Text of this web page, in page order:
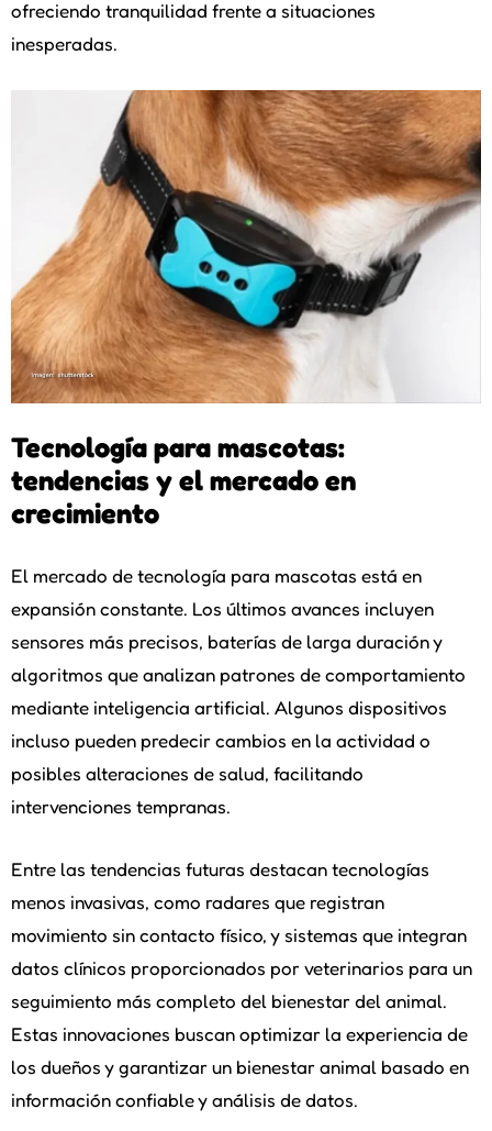
ofreciendo tranquilidad frente a situaciones
inesperadas.
Tecnología para mascotas:
tendencias y el mercado en
crecimiento
El mercado de tecnología para mascotas está en
expansión constante. Los últimos avances incluyen
sensores más precisos, baterías de larga duración y
algoritmos que analizan patrones de comportamiento
mediante inteligencia artificial. Algunos dispositivos
incluso pueden predecir cambios en la actividad o
posibles alteraciones de salud, facilitando
intervenciones tempranas.
Entre las tendencias futuras destacan tecnologías
menos invasivas, como radares que registran
movimiento sin contacto físico, y sistemas que integran
datos clínicos proporcionados por veterinarios para un
seguimiento más completo del bienestar del animal.
Estas innovaciones buscan optimizar la experiencia de
los dueños y garantizar un bienestar animal basado en
información confiable y análisis de datos.